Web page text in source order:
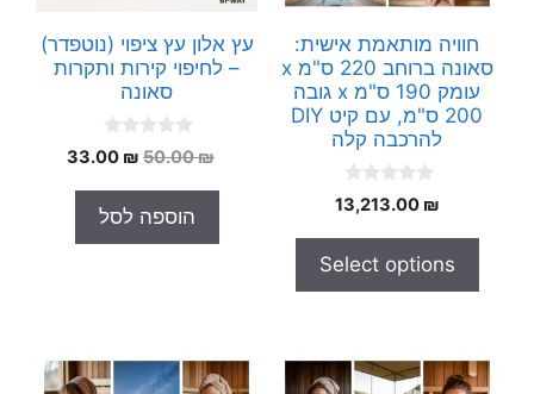
חוויה מותאמת אישית:
סאונה ברוחב 220 ס"מ x
עומק 190 ס"מ x גובה
200 ס"מ, עם קיט DIY
להרכבה קלה
o
o
5
13,213.00 ₪
Select options
עץ אלון עץ ציפוי (נוטפדר)
– לחיפוי קירות ותקרות
סאונה
0
o
o
5
50.00₪
המחיר
היה:
50.00 ₪.
33.00 ₪
המחיר
הוספה לסל